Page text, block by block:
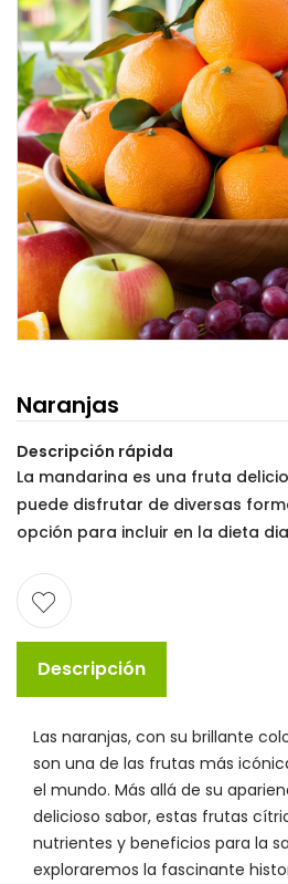
Naranjas
Descripción rápida
La mandarina es una fruta
puede disfrutar de diversas
opción para incluir en la dieta
Descripción
Las naranjas, con su brillante
son una de las frutas más
el mundo. Más allá de su
delicioso sabor, estas frutas
nutrientes y beneficios para la
exploraremos la fascinante